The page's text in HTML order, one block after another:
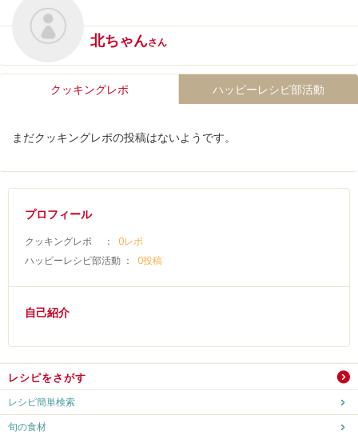
北ちゃんさん
クッキングレポ ハッピーレシピ部活動
まだクッキングレポの投稿はないようです。
プロフィール
クッキングレポ ：
0レポ
ハッピーレシピ部活動 ：
0投稿
自己紹介
レシピをさがす
レシピ簡単検索
旬の食材